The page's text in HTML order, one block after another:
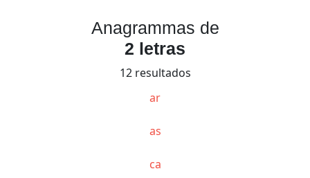
Anagrammas de
2 letras
12 resultados
ar
as
ca